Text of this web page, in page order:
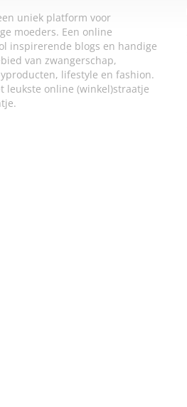
uniek platform voor
moeders. Een online
inspirerende blogs en handige
van zwangerschap,
lifestyle en fashion.
leukste online (winkel)straatje